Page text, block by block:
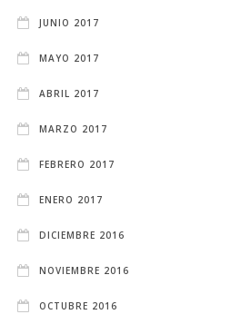
JUNIO 2017
MAYO 2017
ABRIL 2017
MARZO 2017
FEBRERO 2017
ENERO 2017
DICIEMBRE 2016
NOVIEMBRE 2016
OCTUBRE 2016